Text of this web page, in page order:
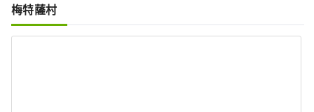
梅特薩村